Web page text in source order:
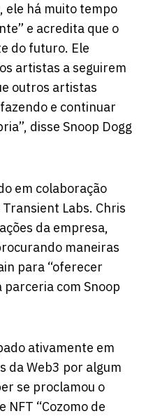
ele há muito tempo
e acredita que o
do futuro. Ele
artistas a seguirem
outros artistas
e continuar
disse Snoop Dogg
em colaboração
Labs. Chris
da empresa,
maneiras
para “oferecer
parceria com Snoop
ativamente em
da Web3 por algum
se proclamou o
NFT “Cozomo de